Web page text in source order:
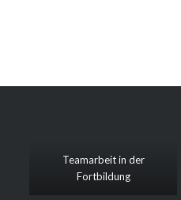
Teamarbeit in der
Fortbildung